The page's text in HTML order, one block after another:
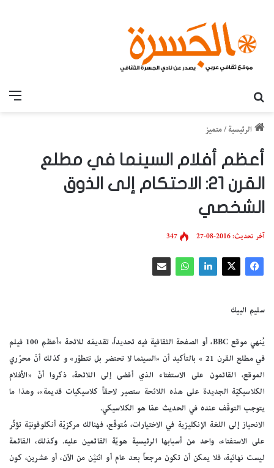
الرئيسية /متميز
أعظم أفلام السينما في مطلع
القرن 21: الاحتكام إلى الذوق
الشخصي
آخر تحديث: 2016-08-27 347
سليم البيك
يُنهي موقع BBC، أو الصفحة الثقافية فيه تحديداً، تقديمَه للائحة «أعظم 100 فيلم
في مطلع القرن 21 » بالتأكيد أن «السينما لا تحتضر بل تتطوّر» و كذلك أنّ محرّري
الموقع، القائمون على الاستفتاء الذي أفضى إلى اللائحة، ذكروا أنّ «الأفلام
الكلاسيكيّة الجديدة على هذه اللائحة ستصير لاحقاً كلاسيكيات قديمة»، وهذا ما
يتوجب التوقّف عنده في الحديث عمّا هو الكلاسيكي.
الانحياز إلى اللغة الإنكليزية في الاختيارات، مُتوقّع، فهنالك مركزيّة أنكلوفونيّة تؤثّر
على الاستفتاء، واحد من أسبابها الرئيسية هويّة القائمين عليه. وكذلك، القائمة
ليست نهائية، فلا يمكن أن تكون مرجعاً بعد عام أو اثنيْن من الآن، أو عشرين، كون